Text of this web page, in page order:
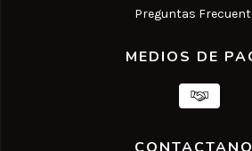
Preguntas
MEDIOS DE